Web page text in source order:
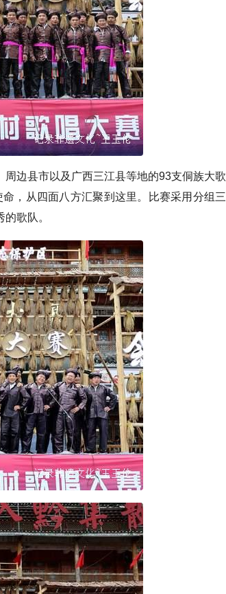
边县市以及广西三江县等地的93支侗族大歌
，从四面八方汇聚到这里。比赛采用分组三
歌队。